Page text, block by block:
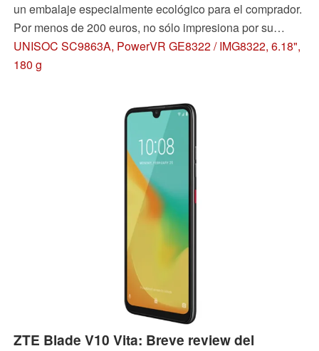
un embalaje especialmente ecológico para el comprador.
Por menos de 200 euros, no sólo impresiona por su
elegante diseño de cristal, sino también por su gran
batería recargable. En la prueba analizamos si esto es un
UNISOC SC9863A, PowerVR GE8322 / IMG8322, 6.18",
180 g
ZTE Blade V10 Vita: Breve review del